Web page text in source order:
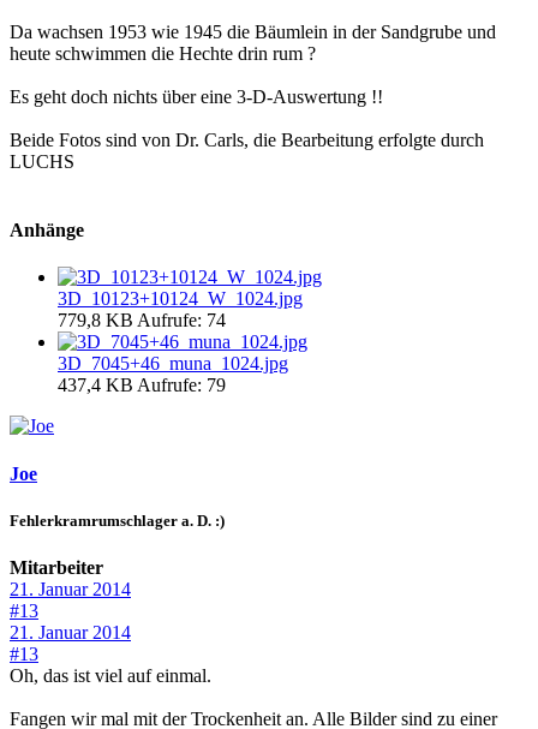
Da wachsen 1953 wie 1945 die Bäumlein in der Sandgrube und
heute schwimmen die Hechte drin rum ?
Es geht doch nichts über eine 3-D-Auswertung !!
Beide Fotos sind von Dr. Carls, die Bearbeitung erfolgte durch
LUCHS
Anhänge
3D_10123+10124_W_1024.jpg
779,8 KB Aufrufe: 74
3D_7045+46_muna_1024.jpg
437,4 KB Aufrufe: 79
Joe
Fehlerkramrumschlager a. D. :)
Mitarbeiter
21. Januar 2014
#13
21. Januar 2014
#13
Oh, das ist viel auf einmal.
Fangen wir mal mit der Trockenheit an. Alle Bilder sind zu einer